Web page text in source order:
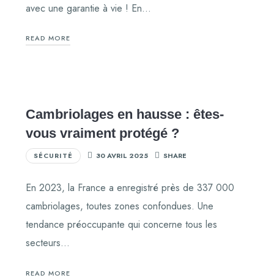
avec une garantie à vie ! En…
READ MORE
Cambriolages en hausse : êtes-
vous vraiment protégé ?
SÉCURITÉ 30 AVRIL 2025 SHARE
En 2023, la France a enregistré près de 337 000
cambriolages, toutes zones confondues. Une
tendance préoccupante qui concerne tous les
secteurs…
READ MORE